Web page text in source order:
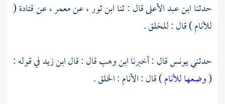
حدثناابن عبد الأعلىقال : ثناابن ثور، عنمعمر، عنقتادة(
للأنام ) قال : للخلق .
حدثنييونسقال : أخبرناابن وهبقال : قالابن زيدفي قوله :
(وضعها للأنام) قال : الأنام : الخلق .